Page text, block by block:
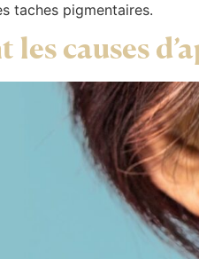
taches pigmentaires.
les causes